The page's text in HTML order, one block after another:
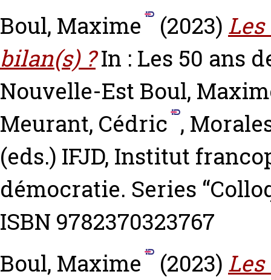
Boul, Maxime
(2023)
bilan(s) ?In : Les 50 ans
Nouvelle-Est Boul,
Meurant, Cédric ,
(eds.) IFJD, Institut
démocratie. Series
ISBN 9782370323767
Boul, Maxime
(2023)